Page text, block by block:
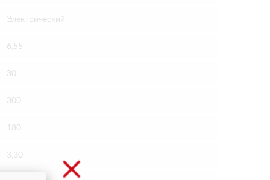
Электрический
6,55
30
300
180
3,30